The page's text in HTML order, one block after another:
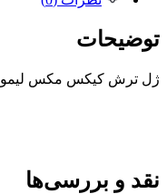
توضیحات
ژل ترش کیکس مکس لیمو 70 گرمی
نقد و بررسی‌ها